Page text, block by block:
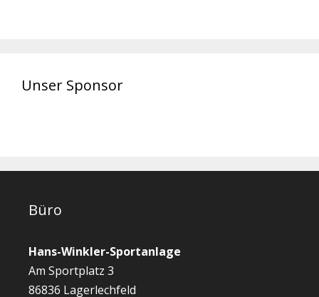
Unser Sponsor
Büro
Hans-Winkler-Sportanlage
Am Sportplatz 3
86836 Lagerlechfeld